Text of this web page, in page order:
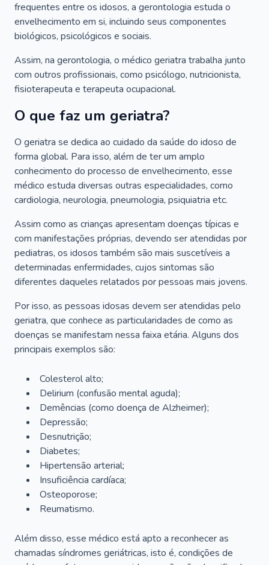
frequentes entre os idosos, a gerontologia estuda o
envelhecimento em si, incluindo seus componentes
biológicos, psicológicos e sociais.
Assim, na gerontologia, o médico geriatra trabalha junto
com outros profissionais, como psicólogo, nutricionista,
fisioterapeuta e terapeuta ocupacional.
O que faz um geriatra?
O geriatra se dedica ao cuidado da saúde do idoso de
forma global. Para isso, além de ter um amplo
conhecimento do processo de envelhecimento, esse
médico estuda diversas outras especialidades, como
cardiologia, neurologia, pneumologia, psiquiatria etc.
Assim como as crianças apresentam doenças típicas e
com manifestações próprias, devendo ser atendidas por
pediatras, os idosos também são mais suscetíveis a
determinadas enfermidades, cujos sintomas são
diferentes daqueles relatados por pessoas mais jovens.
Por isso, as pessoas idosas devem ser atendidas pelo
geriatra, que conhece as particularidades de como as
doenças se manifestam nessa faixa etária. Alguns dos
principais exemplos são:
Colesterol alto;
Delirium (confusão mental aguda);
Demências (como doença de Alzheimer);
Depressão;
Desnutrição;
Diabetes;
Hipertensão arterial;
Insuficiência cardíaca;
Osteoporose;
Reumatismo.
Além disso, esse médico está apto a reconhecer as
chamadas síndromes geriátricas, isto é, condições de